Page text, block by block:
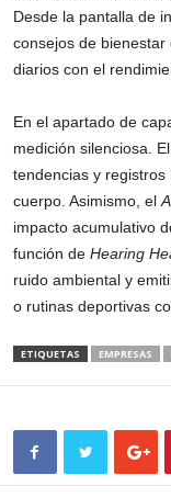
Desde la pantalla de
consejos de
diarios con el
En el apartado de
medición silenciosa. El
tendencias y
cuerpo. Asimismo, el
impacto acumulativo
función de Hearing
ruido ambiental y
o rutinas deportivas
ETIQUETAS EMPRESAS